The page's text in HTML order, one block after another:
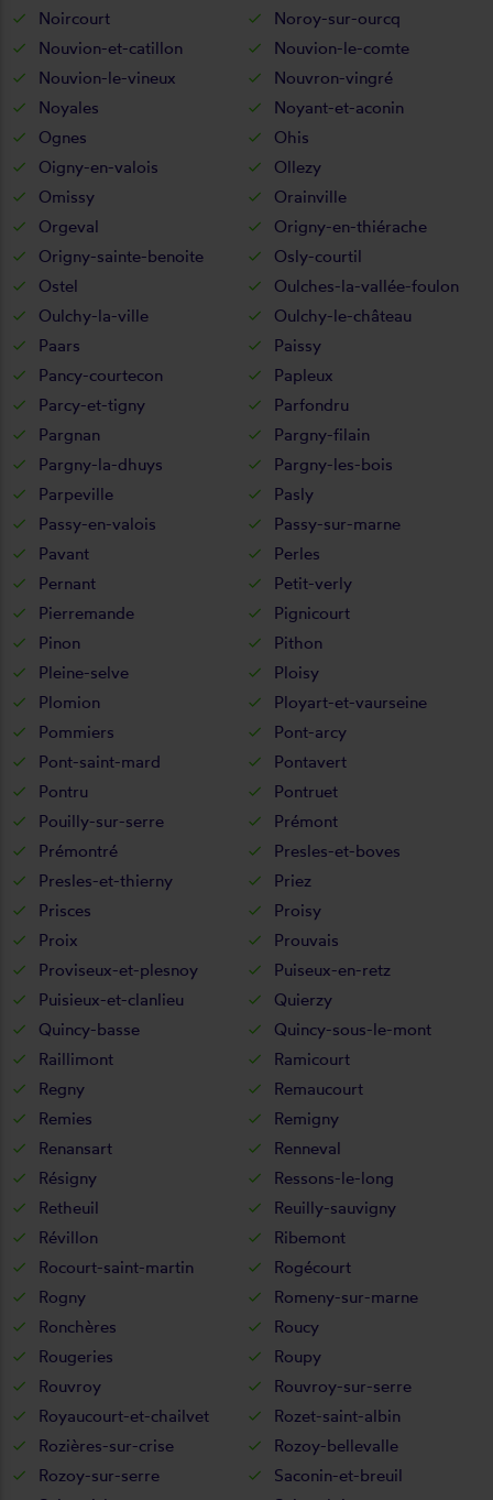
Noircourt
Noroy-sur-ourcq
Nouvion-et-catillon
Nouvion-le-comte
Nouvion-le-vineux
Nouvron-vingré
Noyales
Noyant-et-aconin
Ognes
Ohis
Oigny-en-valois
Ollezy
Omissy
Orainville
Orgeval
Origny-en-thiérache
Origny-sainte-benoite
Osly-courtil
Ostel
Oulches-la-vallée-foulon
Oulchy-la-ville
Oulchy-le-château
Paars
Paissy
Pancy-courtecon
Papleux
Parcy-et-tigny
Parfondru
Pargnan
Pargny-filain
Pargny-la-dhuys
Pargny-les-bois
Parpeville
Pasly
Passy-en-valois
Passy-sur-marne
Pavant
Perles
Pernant
Petit-verly
Pierremande
Pignicourt
Pinon
Pithon
Pleine-selve
Ploisy
Plomion
Ployart-et-vaurseine
Pommiers
Pont-arcy
Pont-saint-mard
Pontavert
Pontru
Pontruet
Pouilly-sur-serre
Prémont
Prémontré
Presles-et-boves
Presles-et-thierny
Priez
Prisces
Proisy
Proix
Prouvais
Proviseux-et-plesnoy
Puiseux-en-retz
Puisieux-et-clanlieu
Quierzy
Quincy-basse
Quincy-sous-le-mont
Raillimont
Ramicourt
Regny
Remaucourt
Remies
Remigny
Renansart
Renneval
Résigny
Ressons-le-long
Retheuil
Reuilly-sauvigny
Révillon
Ribemont
Rocourt-saint-martin
Rogécourt
Rogny
Romeny-sur-marne
Ronchères
Roucy
Rougeries
Roupy
Rouvroy
Rouvroy-sur-serre
Royaucourt-et-chailvet
Rozet-saint-albin
Rozières-sur-crise
Rozoy-bellevalle
Rozoy-sur-serre
Saconin-et-breuil